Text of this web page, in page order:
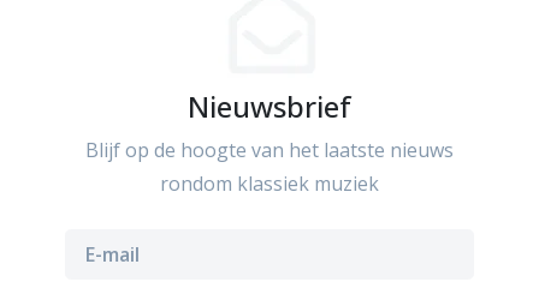
Nieuwsbrief
Blijf op de hoogte van het laatste nieuws
rondom klassiek muziek